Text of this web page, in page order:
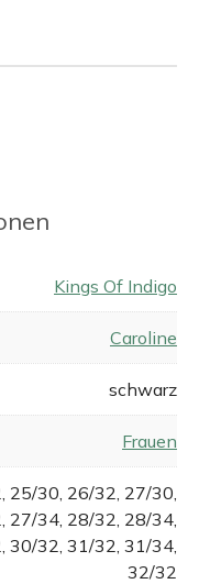
Kings Of Indigo
Caroline
schwarz
Frauen
25/30, 26/32, 27/30,
27/34, 28/32, 28/34,
30/32, 31/32, 31/34,
32/32